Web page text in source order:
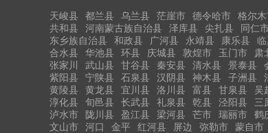
天峻县
都兰县 乌兰县 茫崖市 德令哈市 格尔木
共和县
河南蒙古族自治县 泽库县 尖扎县 同仁市
东乡族自治县
和政县 广河县 永靖县 康乐县
合水县
华池县 环县 庆城县 敦煌市 玉门市 肃
张家川
武山县 甘谷县 秦安县 清水县 景泰县
紫阳县
宁陕县 石泉县 汉阴县 神木县 子洲县
黄陵县
黄龙县 宜川县 洛川县 富县 甘泉县 吴
淳化县
旬邑县 长武县 礼泉县 乾县 泾阳县 三
泸水市
陇川县 盈江县 梁河县 芒市 瑞丽市 鹤
文山市
河口 金平 红河县 屏边 弥勒市 蒙自市